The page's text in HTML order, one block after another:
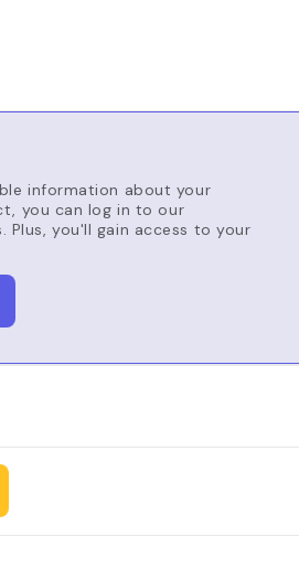
information about your
you can log in to our
Plus, you'll gain access to your